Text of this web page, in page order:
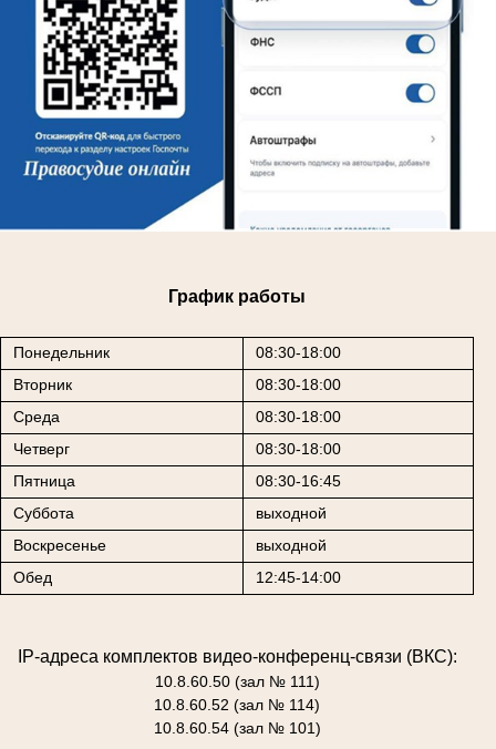
График работы
Понедельник
08:30-18:00
Вторник
08:30-18:00
Среда
08:30-18:00
Четверг
08:30-18:00
Пятница
08:30-16:45
Суббота
выходной
Воскресенье
выходной
Обед
12:45-14:00
IP-адреса комплектов видео-конференц-связи (ВКС):
10.8.60.50 (зал № 111)
10.8.60.52 (зал № 114)
10.8.60.54 (зал № 101)